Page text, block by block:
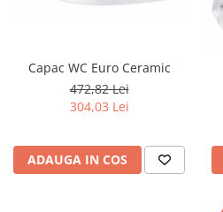
Capac WC Euro Ceramic
472,82 Lei
304,03 Lei
ADAUGA IN COS